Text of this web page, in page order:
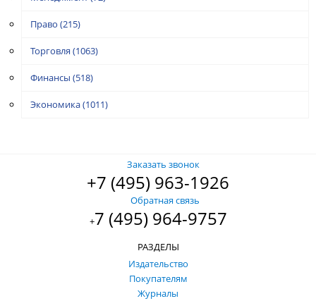
Право (215)
Торговля (1063)
Финансы (518)
Экономика(1011)
Заказать звонок
+7 (495) 963-1926
Обратная связь
+7 (495) 964-9757
РАЗДЕЛЫ
Издательство
Покупателям
Журналы